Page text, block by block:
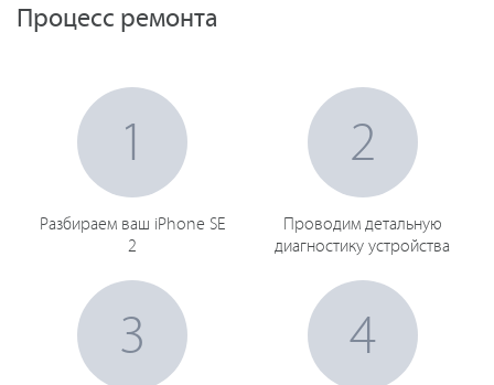
Процесс ремонта
1
Разбираем ваш iPhone SE
2
2
Проводим детальную
диагностику устройства
3 4